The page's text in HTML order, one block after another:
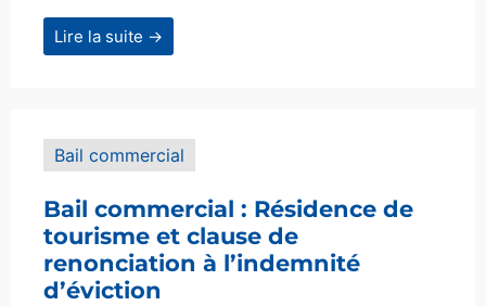
Lire la suite →
Bail commercial
Bail commercial : Résidence de
tourisme et clause de
renonciation à l’indemnité
d’éviction